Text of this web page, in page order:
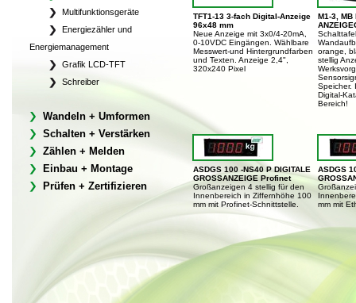
Multifunktionsgeräte
Energiezähler und
Energiemanagement
Grafik LCD-TFT
Schreiber
Wandeln + Umformen
Schalten + Verstärken
Zählen + Melden
Einbau + Montage
Prüfen + Zertifizieren
TFT1-13 3-fach Digital-Anzeige
96x48 mm
Neue Anzeige mit 3x0/4-20mA,
0-10VDC Eingängen. Wählbare
Messwert-und Hintergrundfarben
und Texten. Anzeige 2,4",
320x240 Pixel
M1-3, MB
orange,
stellig
Speicher.
Digital-
Bereich!
ASDGS 100 -NS40 P DIGITALE
GROSSANZEIGE Profinet
Großanzeigen 4 stellig für den
Innenbereich in Ziffernhöhe 100
mm mit Profinet-Schnittstelle.
ASDGS
mm mit